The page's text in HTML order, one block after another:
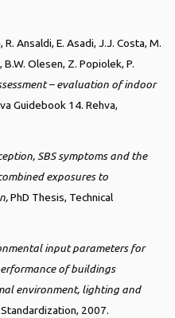
Ansaldi, E. Asadi, J.J. Costa, M.
Olesen, Z. Popiolek, P.
– evaluation of indoor
Guidebook 14. Rehva,
SBS symptoms and the
exposures to
PhD Thesis, Technical
input parameters for
of buildings
environment, lighting and
2007.